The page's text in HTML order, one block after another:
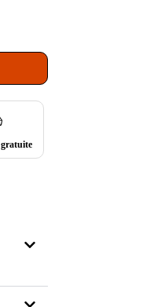
gratuite